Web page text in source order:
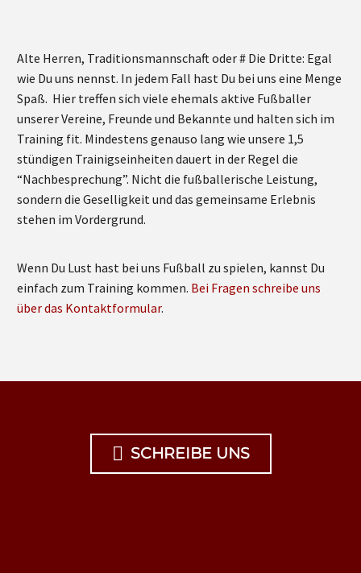
Alte Herren, Traditionsmannschaft oder # Die Dritte: Egal
wie Du uns nennst. In jedem Fall hast Du bei uns eine Menge
Spaß. Hier treffen sich viele ehemals aktive Fußballer
unserer Vereine, Freunde und Bekannte und halten sich im
Training fit. Mindestens genauso lang wie unsere 1,5
stündigen Trainigseinheiten dauert in der Regel die
“Nachbesprechung”. Nicht die fußballerische Leistung,
sondern die Geselligkeit und das gemeinsame Erlebnis
stehen im Vordergrund.
Wenn Du Lust hast bei uns Fußball zu spielen, kannst Du
einfach zum Training kommen. Bei Fragen schreibe uns
über das Kontaktformular.
 SCHREIBE UNS